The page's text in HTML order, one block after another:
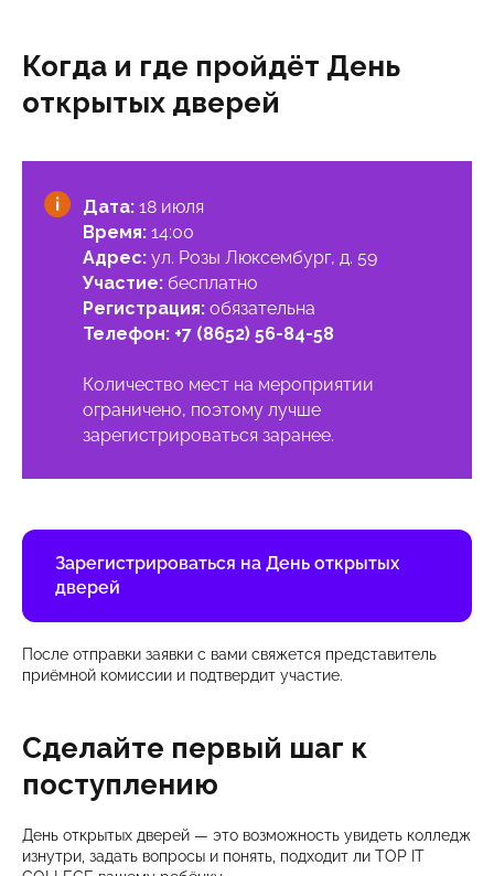
Когда и где пройдёт День
открытых дверей
Дата: 18 июля
Время: 14:00
Адрес: ул. Розы Люксембург, д. 59
Участие: бесплатно
Регистрация: обязательна
Телефон: +7 (8652) 56-84-58
Количество мест на мероприятии
ограничено, поэтому лучше
зарегистрироваться заранее.
Зарегистрироваться на День открытых
дверей
После отправки заявки с вами свяжется представитель
приёмной комиссии и подтвердит участие.
Сделайте первый шаг к
поступлению
День открытых дверей — это возможность увидеть колледж
изнутри, задать вопросы и понять, подходит ли TOP IT